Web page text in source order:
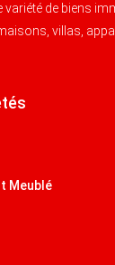
de biens
villas,
Meublé